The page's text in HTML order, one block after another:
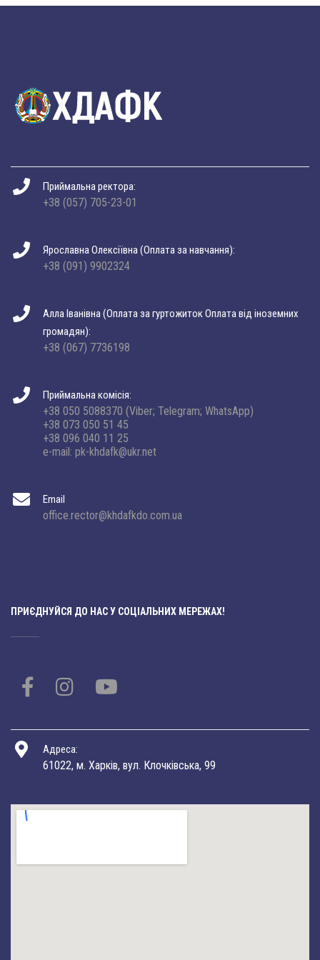
Приймальна ректора:
+38 (057) 705-23-01
Ярославна Олексіївна (Оплата за навчання):
+38 (091) 9902324
Алла Іванівна (Оплата за гуртожиток Оплата від іноземних
громадян):
+38 (067) 7736198
Приймальна комісія:
+38 050 5088370 (Viber; Telegram; WhatsApp)
+38 073 050 51 45
+38 096 040 11 25
e-mail: pk-khdafk@ukr.net
Email
office.rector@khdafkdo.com.ua
ПРИЄДНУЙСЯ ДО НАС У СОЦІАЛЬНИХ МЕРЕЖАХ!
Адреса:
61022, м. Харків, вул. Клочківська, 99